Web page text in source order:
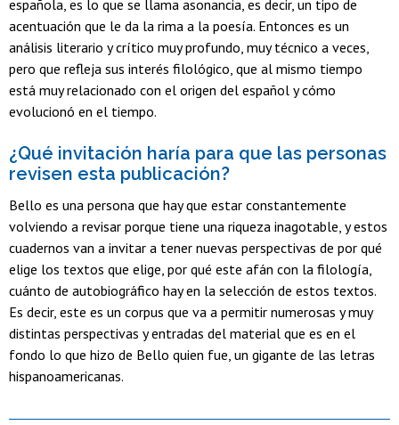
española, es lo que se llama asonancia, es decir, un tipo de
acentuación que le da la rima a la poesía. Entonces es un
análisis literario y crítico muy profundo, muy técnico a veces,
pero que refleja sus interés filológico, que al mismo tiempo
está muy relacionado con el origen del español y cómo
evolucionó en el tiempo.
¿Qué invitación haría para que las personas
revisen esta publicación?
Bello es una persona que hay que estar constantemente
volviendo a revisar porque tiene una riqueza inagotable, y estos
cuadernos van a invitar a tener nuevas perspectivas de por qué
elige los textos que elige, por qué este afán con la filología,
cuánto de autobiográfico hay en la selección de estos textos.
Es decir, este es un corpus que va a permitir numerosas y muy
distintas perspectivas y entradas del material que es en el
fondo lo que hizo de Bello quien fue, un gigante de las letras
hispanoamericanas.